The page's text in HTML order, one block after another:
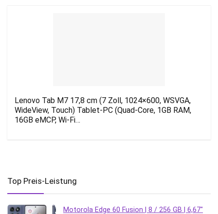
Lenovo Tab M7 17,8 cm (7 Zoll, 1024×600, WSVGA,
WideView, Touch) Tablet-PC (Quad-Core, 1GB RAM,
16GB eMCP, Wi-Fi…
Top Preis-Leistung
Motorola Edge 60 Fusion | 8 / 256 GB | 6,67″